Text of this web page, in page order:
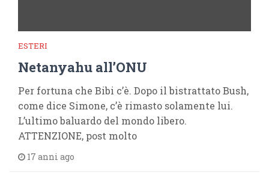
ESTERI
Netanyahu all’ONU
Per fortuna che Bibi c’è. Dopo il bistrattato Bush,
come dice Simone, c’è rimasto solamente lui.
L’ultimo baluardo del mondo libero.
ATTENZIONE, post molto
17 anni ago